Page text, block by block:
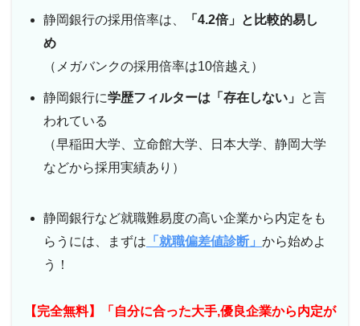
静岡銀行の採用倍率は、
「4.2倍」と比較的易し
め
（メガバンクの採用倍率は10倍越え）
静岡銀行に学歴フィルターは「存在しない」 と言
われている
（早稲田大学、立命館大学、日本大学、静岡大学
などから採用実績あり）
静岡銀行など就職難易度の高い企業から内定をも
らうには、まずは 「就職偏差値診断」 から始めよ
う！
【完全無料】「自分に合った大手,優良企業から内定が